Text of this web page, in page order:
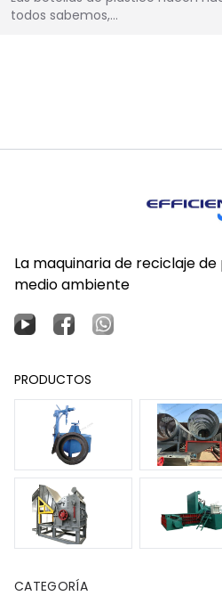
todos sabemos,…
La maquinaria de reciclaje
medio ambiente
PRODUCTOS
CATEGORÍA